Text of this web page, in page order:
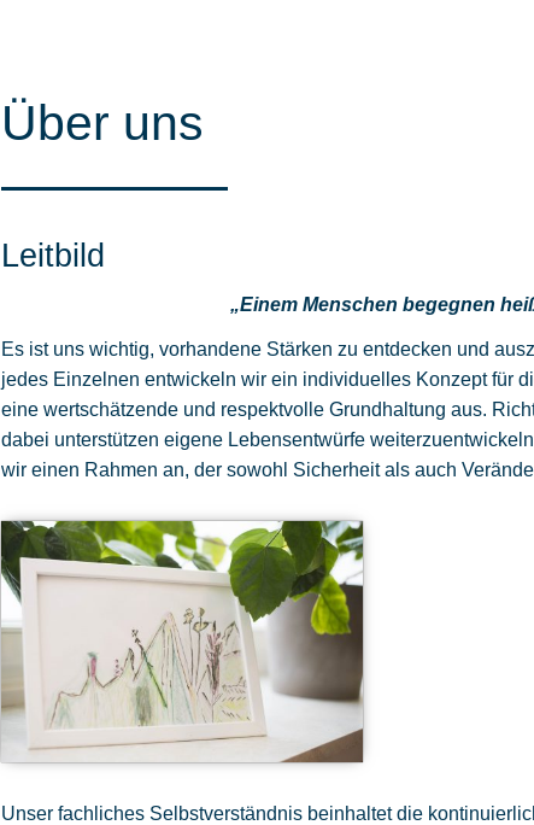
Über uns
Leitbild
„Einem Menschen begegnen
Es ist uns wichtig, vorhandene Stärken zu entdecken und
jedes Einzelnen entwickeln wir ein individuelles Konzept für
eine wertschätzende und respektvolle Grundhaltung aus.
dabei unterstützen eigene Lebensentwürfe
wir einen Rahmen an, der sowohl Sicherheit als auch
Unser fachliches Selbstverständnis beinhaltet die